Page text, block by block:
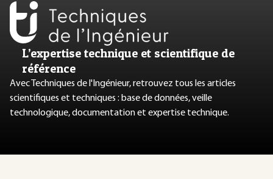
L’expertise technique et scientifique de
référence
Avec Techniques de l'Ingénieur, retrouvez tous les articles
scientifiques et techniques : base de données, veille
technologique, documentation et expertise technique.